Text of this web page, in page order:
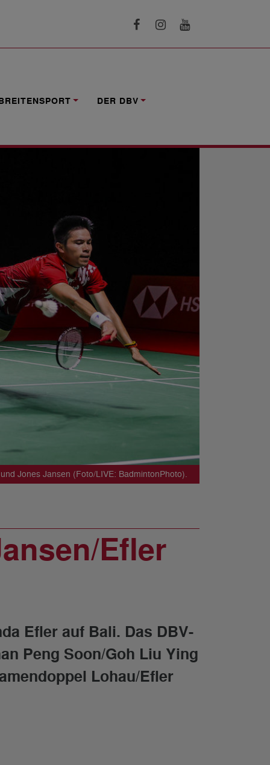
DER DBV
Jones Jansen (Foto/LIVE: BadmintonPhoto).
Efler
Efler auf Bali. Das DBV-
Peng Soon/Goh Liu Ying
Lohau/Efler